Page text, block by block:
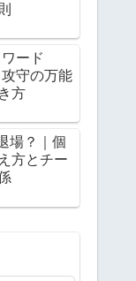
ード
攻守の万能
方
場？｜個
方とチー